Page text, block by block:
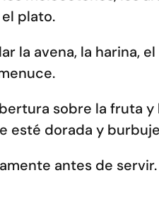
plato.
la avena, la harina,
sobre la fruta
esté dorada y
antes de servir.